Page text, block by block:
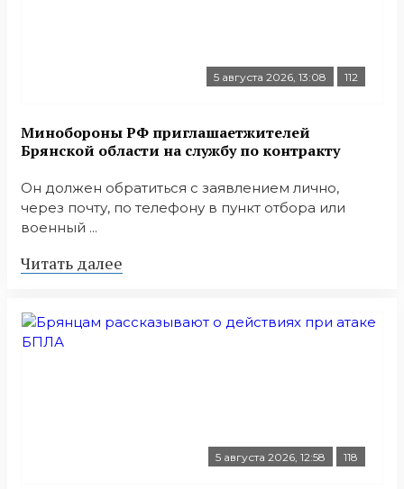
5 августа 2026, 13:08 112
Минобoроны РФ приглaшaетжитeлeй
Брянской области на службу по контракту
Он должен обратиться с заявлением лично,
через почту, по телефону в пункт отбора или
военный ...
Читать далее
5 августа 2026, 12:58 118